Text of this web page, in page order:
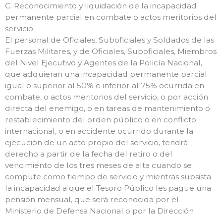
C. Reconocimiento y liquidación de la incapacidad
permanente parcial en combate o actos meritorios del
servicio.
El personal de Oficiales, Suboficiales y Soldados de las
Fuerzas Militares, y de Oficiales, Suboficiales, Miembros
del Nivel Ejecutivo y Agentes de la Policía Nacional,
que adquieran una incapacidad permanente parcial
igual o superior al 50% e inferior al 75% ocurrida en
combate, o actos meritorios del servicio, o por acción
directa del enemigo, o en tareas de mantenimiento o
restablecimiento del orden público o en conflicto
internacional, o en accidente ocurrido durante la
ejecución de un acto propio del servicio, tendrá
derecho a partir de la fecha del retiro o del
vencimiento de los tres meses de alta cuando se
compute como tiempo de servicio y mientras subsista
la incapacidad a que el Tesoro Público les pague una
pensión mensual, que será reconocida por el
Ministerio de Defensa Nacional o por la Dirección